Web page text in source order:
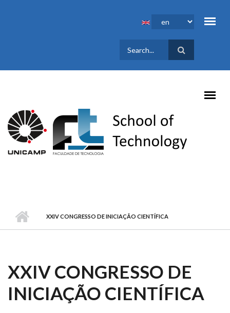
SEARCH
FORM
XXIV CONGRESSO DE INICIAÇÃO CIENTÍFICA
XXIV CONGRESSO DE
INICIAÇÃO CIENTÍFICA